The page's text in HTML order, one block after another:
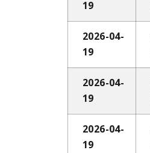
19
2026-04-
19
2026-04-
19
2026-04-
19